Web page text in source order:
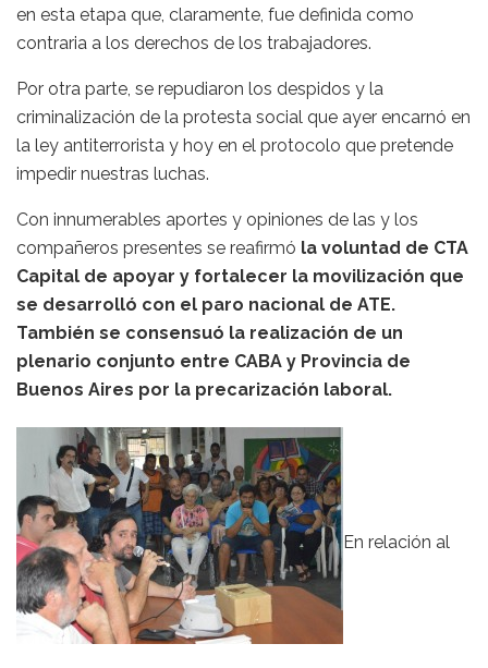
en esta etapa que, claramente, fue definida como
contraria a los derechos de los trabajadores.
Por otra parte, se repudiaron los despidos y la
criminalización de la protesta social que ayer encarnó en
la ley antiterrorista y hoy en el protocolo que pretende
impedir nuestras luchas.
Con innumerables aportes y opiniones de las y los
compañeros presentes se reafirmó la voluntad de CTA
Capital de apoyar y fortalecer la movilización que
se desarrolló con el paro nacional de ATE.
También se consensuó la realización de un
plenario conjunto entre CABA y Provincia de
Buenos Aires por la precarización laboral.
En relación al